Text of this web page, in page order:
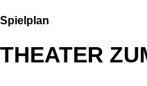
Spielplan
THEATER